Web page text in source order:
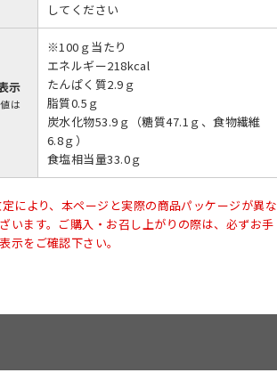
してください
示
は
※100ｇ当たり
エネルギー218kcal
たんぱく質2.9ｇ
脂質0.5ｇ
炭水化物53.9ｇ（糖質47.1ｇ、食物繊維
6.8ｇ）
食塩相当量33.0ｇ
により、本ページと実際の商品パッケージが異な
います。ご購入・お召し上がりの際は、必ずお手
示をご確認下さい。